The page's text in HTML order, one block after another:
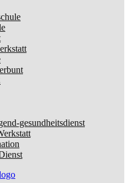
gesundheitsdienst